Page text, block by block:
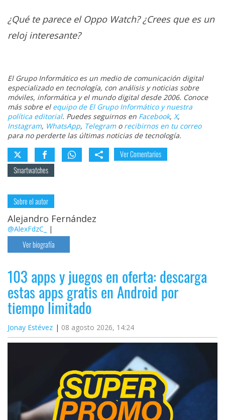
¿Qué te parece el Oppo Watch? ¿Crees que es un
reloj interesante?
El Grupo Informático es un medio de comunicación digital
especializado en tecnología, con análisis y noticias sobre
móviles, informática y el mundo digital desde 2006. Conoce
más sobre el equipo de El Grupo Informático y nuestra
política editorial. Puedes seguirnos en Facebook, X,
Instagram, WhatsApp, Telegramo recibirnos en tu correo
para no perderte las últimas noticias de tecnología.
Ver Comentarios
Smartwatches
Sobre el autor
Alejandro Fernández
@AlexFdzC_ |
Ver biografía
103 apps y juegos en oferta: descarga
estas apps gratis en Android por
tiempo limitado
Jonay Estévez 08 agosto 2026, 14:24